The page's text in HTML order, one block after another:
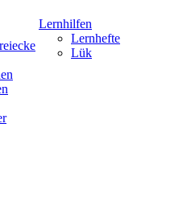
Lernhilfen
Lernhefte
Lük